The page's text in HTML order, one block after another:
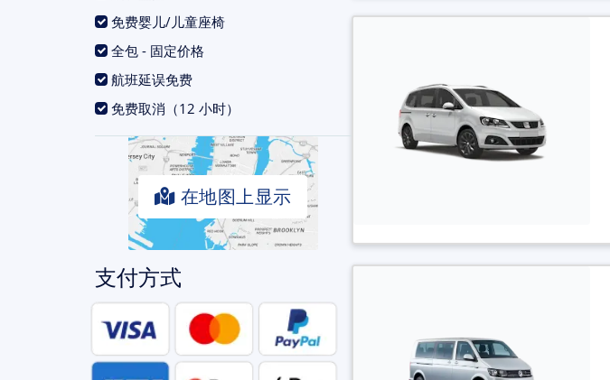
免费婴儿/儿童座椅
全包 - 固定价格
航班延误免费
免费取消（12 小时）
在地图上显示
支付方式